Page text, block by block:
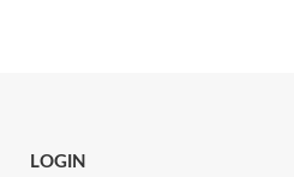
LOGIN